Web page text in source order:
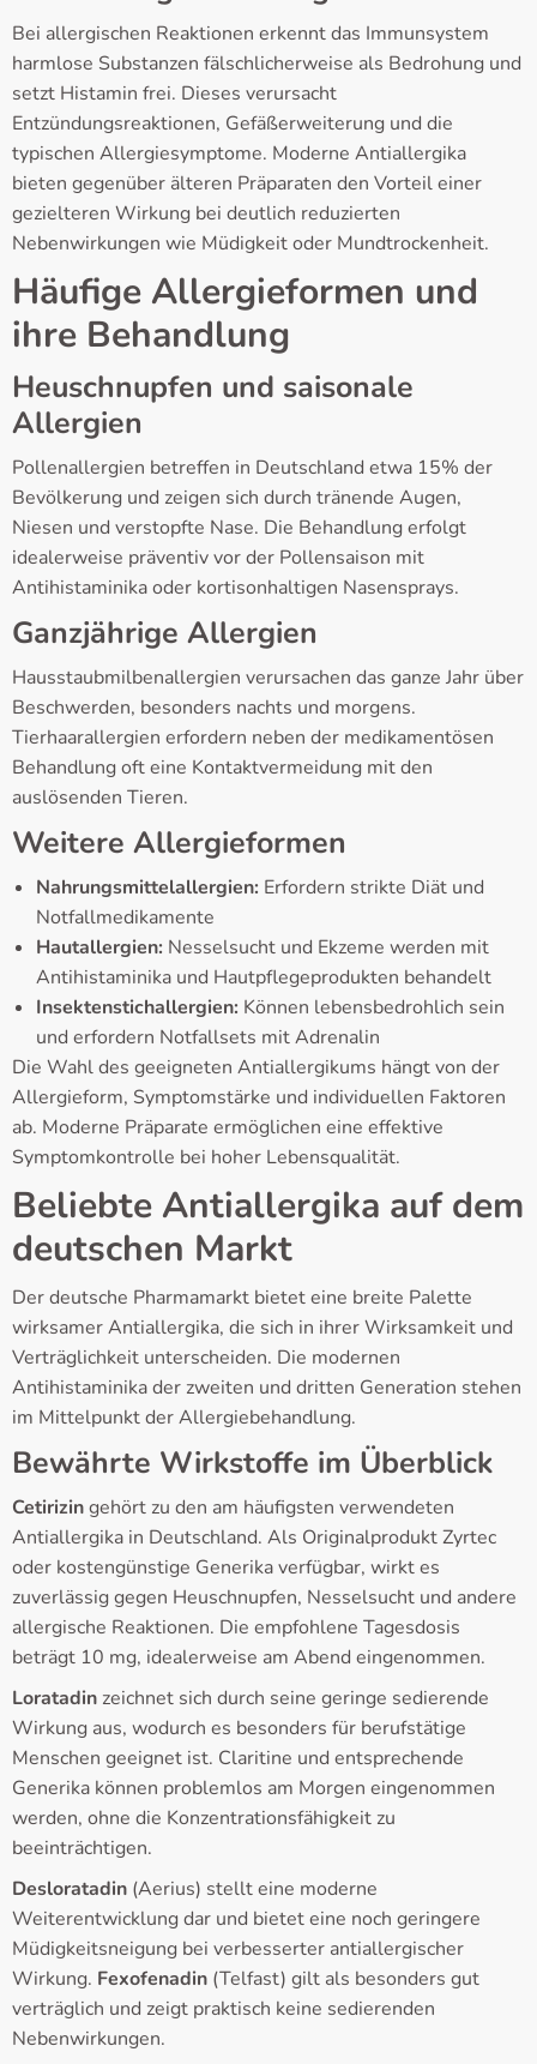
Bei allergischen Reaktionen erkennt das Immunsystem
harmlose Substanzen fälschlicherweise als Bedrohung und
setzt Histamin frei. Dieses verursacht
Entzündungsreaktionen, Gefäßerweiterung und die
typischen Allergiesymptome. Moderne Antiallergika
bieten gegenüber älteren Präparaten den Vorteil einer
gezielteren Wirkung bei deutlich reduzierten
Nebenwirkungen wie Müdigkeit oder Mundtrockenheit.
Häufige Allergieformen und
ihre Behandlung
Heuschnupfen und saisonale
Allergien
Pollenallergien betreffen in Deutschland etwa 15% der
Bevölkerung und zeigen sich durch tränende Augen,
Niesen und verstopfte Nase. Die Behandlung erfolgt
idealerweise präventiv vor der Pollensaison mit
Antihistaminika oder kortisonhaltigen Nasensprays.
Ganzjährige Allergien
Hausstaubmilbenallergien verursachen das ganze Jahr über
Beschwerden, besonders nachts und morgens.
Tierhaarallergien erfordern neben der medikamentösen
Behandlung oft eine Kontaktvermeidung mit den
auslösenden Tieren.
Weitere Allergieformen
Nahrungsmittelallergien: Erfordern strikte Diät und
Notfallmedikamente
Hautallergien: Nesselsucht und Ekzeme werden mit
Antihistaminika und Hautpflegeprodukten behandelt
Insektenstichallergien: Können lebensbedrohlich sein
und erfordern Notfallsets mit Adrenalin
Die Wahl des geeigneten Antiallergikums hängt von der
Allergieform, Symptomstärke und individuellen Faktoren
ab. Moderne Präparate ermöglichen eine effektive
Symptomkontrolle bei hoher Lebensqualität.
Beliebte Antiallergika auf dem
deutschen Markt
Der deutsche Pharmamarkt bietet eine breite Palette
wirksamer Antiallergika, die sich in ihrer Wirksamkeit und
Verträglichkeit unterscheiden. Die modernen
Antihistaminika der zweiten und dritten Generation stehen
im Mittelpunkt der Allergiebehandlung.
Bewährte Wirkstoffe im Überblick
Cetirizingehört zu den am häufigsten verwendeten
Antiallergika in Deutschland. Als Originalprodukt Zyrtec
oder kostengünstige Generika verfügbar, wirkt es
zuverlässig gegen Heuschnupfen, Nesselsucht und andere
allergische Reaktionen. Die empfohlene Tagesdosis
beträgt 10 mg, idealerweise am Abend eingenommen.
Loratadin zeichnet sich durch seine geringe sedierende
Wirkung aus, wodurch es besonders für berufstätige
Menschen geeignet ist. Claritine und entsprechende
Generika können problemlos am Morgen eingenommen
werden, ohne die Konzentrationsfähigkeit zu
beeinträchtigen.
Desloratadin (Aerius) stellt eine moderne
Weiterentwicklung dar und bietet eine noch geringere
Müdigkeitsneigung bei verbesserter antiallergischer
Wirkung. Fexofenadin (Telfast) gilt als besonders gut
verträglich und zeigt praktisch keine sedierenden
Nebenwirkungen.